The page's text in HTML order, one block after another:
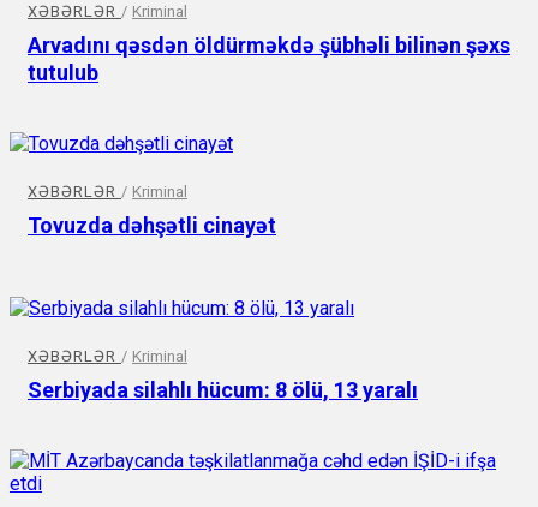
XƏBƏRLƏR / Kriminal
Arvadını qəsdən öldürməkdə şübhəli bilinən şəxs
tutulub
XƏBƏRLƏR / Kriminal
Tovuzda dəhşətli cinayət
XƏBƏRLƏR / Kriminal
Serbiyada silahlı hücum: 8 ölü, 13 yaralı